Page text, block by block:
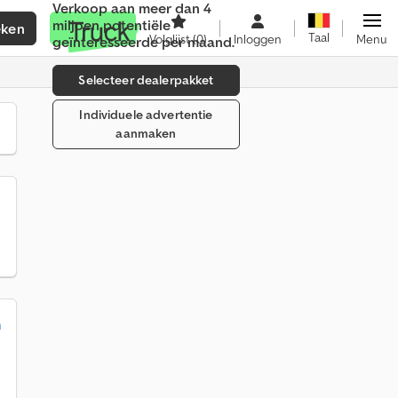
Verkopen
Volglijst(0) Inloggen Taal Menu
Verkoop aan meer dan 4
miljoen potentiële
geïnteresseerde per maand.
Selecteer dealerpakket
Individuele advertentie
aanmaken